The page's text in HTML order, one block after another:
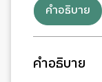
คำอธิบาย
คำอธิบาย